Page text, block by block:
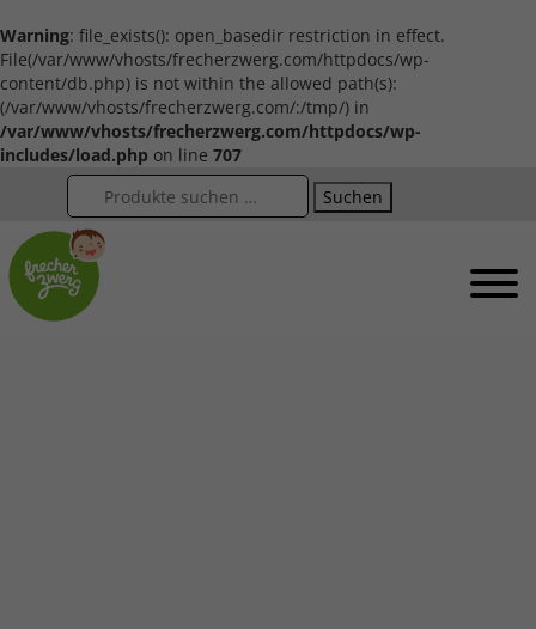
Warning: file_exists(): open_basedir restriction in effect.
File(/var/www/vhosts/frecherzwerg.com/httpdocs/wp-
content/db.php) is not within the allowed path(s):
(/var/www/vhosts/frecherzwerg.com/:/tmp/) in
/var/www/vhosts/frecherzwerg.com/httpdocs/wp-
includes/load.php on line 707
Suchen